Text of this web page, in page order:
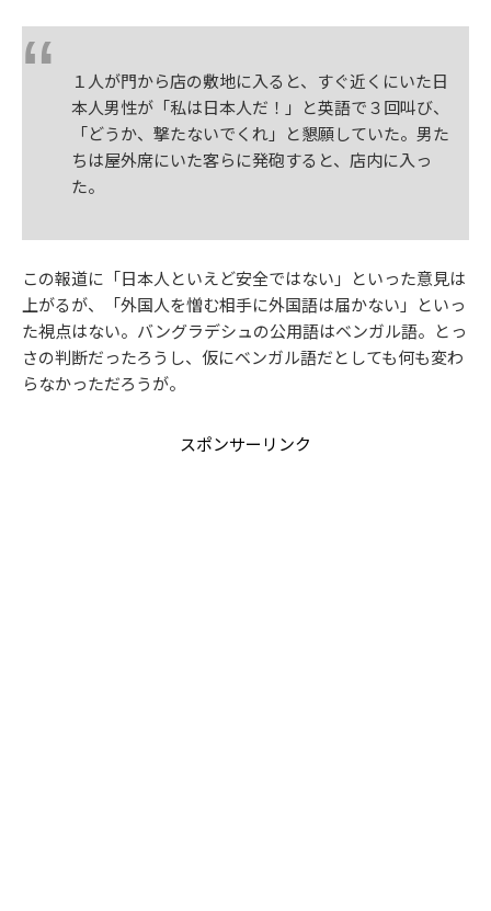
１人が門から店の敷地に入ると、すぐ近くにいた日
本人男性が「私は日本人だ！」と英語で３回叫び、
「どうか、撃たないでくれ」と懇願していた。男た
ちは屋外席にいた客らに発砲すると、店内に入っ
た。
この報道に「日本人といえど安全ではない」といった意見は
上がるが、「外国人を憎む相手に外国語は届かない」といっ
た視点はない。バングラデシュの公用語はベンガル語。とっ
さの判断だったろうし、仮にベンガル語だとしても何も変わ
らなかっただろうが。
スポンサーリンク